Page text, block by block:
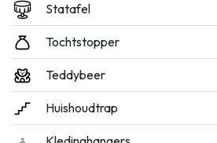
Statafel
Tochtstopper
Teddybeer
Huishoudtrap